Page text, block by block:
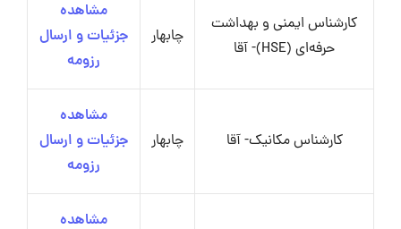
کارشناس ایمنی و بهداشت
حرفه‌ای (HSE)- آقا
چابهار
مشاهده
جزئیات و ارسال
رزومه
کارشناس مکانیک- آقا چابهار
مشاهده
جزئیات و ارسال
رزومه
مشاهده